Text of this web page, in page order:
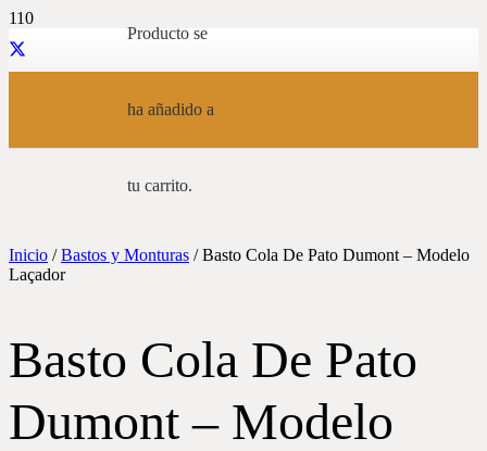
Producto se
ha añadido a
tu carrito.
Inicio /Bastos y Monturas / Basto Cola De Pato Dumont – Modelo
Laçador
Basto Cola De Pato
Dumont – Modelo